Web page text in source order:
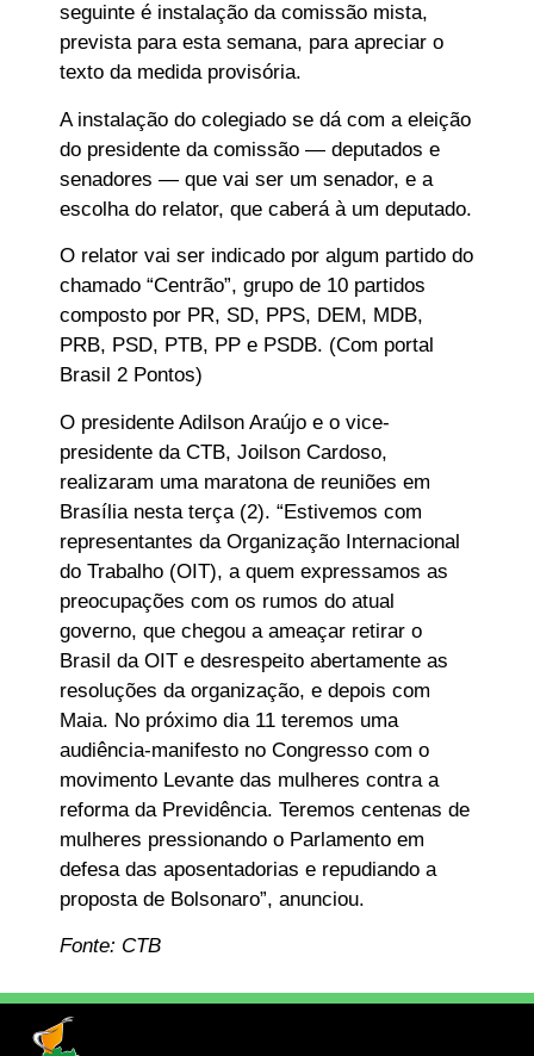
seguinte é instalação da comissão mista,
prevista para esta semana, para apreciar o
texto da medida provisória.
A instalação do colegiado se dá com a eleição
do presidente da comissão — deputados e
senadores — que vai ser um senador, e a
escolha do relator, que caberá à um deputado.
O relator vai ser indicado por algum partido do
chamado “Centrão”, grupo de 10 partidos
composto por PR, SD, PPS, DEM, MDB,
PRB, PSD, PTB, PP e PSDB. (Com portal
Brasil 2 Pontos)
O presidente Adilson Araújo e o vice-
presidente da CTB, Joilson Cardoso,
realizaram uma maratona de reuniões em
Brasília nesta terça (2). “Estivemos com
representantes da Organização Internacional
do Trabalho (OIT), a quem expressamos as
preocupações com os rumos do atual
governo, que chegou a ameaçar retirar o
Brasil da OIT e desrespeito abertamente as
resoluções da organização, e depois com
Maia. No próximo dia 11 teremos uma
audiência-manifesto no Congresso com o
movimento Levante das mulheres contra a
reforma da Previdência. Teremos centenas de
mulheres pressionando o Parlamento em
defesa das aposentadorias e repudiando a
proposta de Bolsonaro”, anunciou.
Fonte: CTB